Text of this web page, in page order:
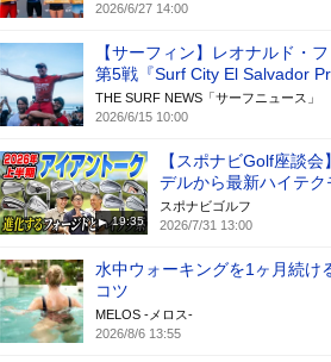
2026/6/27 14:00
【サーフィン】レオナルド・
第5戦『Surf City El Salvador
THE SURF NEWS「サーフニュース」
2026/6/15 10:00
19:35
【スポナビGolf座談
デルから最新ハイテ
スポナビゴルフ
2026/7/31 13:00
水中ウォーキングを1ヶ月続け
コツ
MELOS -メロス-
2026/8/6 13:55